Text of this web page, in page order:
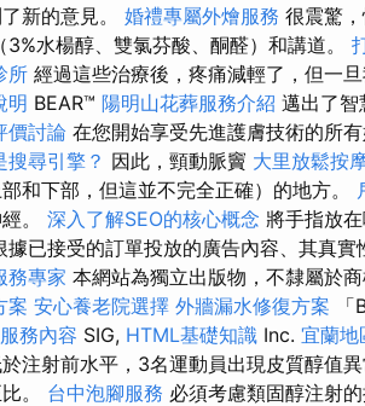
新的意見。 婚禮專屬外燴服務 很震驚
3%水楊醇、雙氯芬酸、酮醛）和講道。
所 經過這些治療後，疼痛減輕了，但一
明 BEAR™ 陽明山花葬服務介紹 邁出了智
價討論 在您開始享受先進護膚技術的所
搜尋引擎？ 因此，頸動脈竇 大里放鬆按
和下部，但這並不完全正確）的地方。
。 深入了解SEO的核心概念 將手指放
已接受的訂單投放的廣告內容、其真
務專家 本網站為獨立出版物，不隸屬於
案 安心養老院選擇 外牆漏水修復方案
務內容 SIG, HTML基礎知識 Inc. 宜蘭地
注射前水平，3名運動員出現皮質醇值異
。 台中泡腳服務 必須考慮類固醇注射